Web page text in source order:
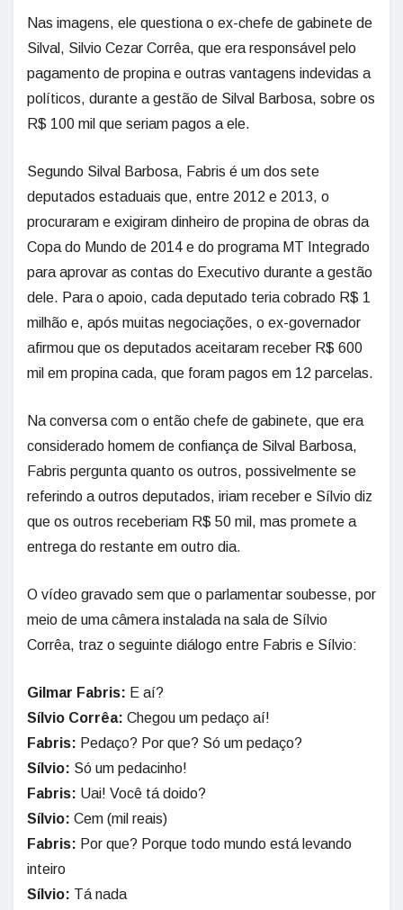
Nas imagens, ele questiona o ex-chefe de gabinete de
Silval, Silvio Cezar Corrêa, que era responsável pelo
pagamento de propina e outras vantagens indevidas a
políticos, durante a gestão de Silval Barbosa, sobre os
R$ 100 mil que seriam pagos a ele.
Segundo Silval Barbosa, Fabris é um dos sete
deputados estaduais que, entre 2012 e 2013, o
procuraram e exigiram dinheiro de propina de obras da
Copa do Mundo de 2014 e do programa MT Integrado
para aprovar as contas do Executivo durante a gestão
dele. Para o apoio, cada deputado teria cobrado R$ 1
milhão e, após muitas negociações, o ex-governador
afirmou que os deputados aceitaram receber R$ 600
mil em propina cada, que foram pagos em 12 parcelas.
Na conversa com o então chefe de gabinete, que era
considerado homem de confiança de Silval Barbosa,
Fabris pergunta quanto os outros, possivelmente se
referindo a outros deputados, iriam receber e Sílvio diz
que os outros receberiam R$ 50 mil, mas promete a
entrega do restante em outro dia.
O vídeo gravado sem que o parlamentar soubesse, por
meio de uma câmera instalada na sala de Sílvio
Corrêa, traz o seguinte diálogo entre Fabris e Sílvio:
Gilmar Fabris: E aí?
Sílvio Corrêa: Chegou um pedaço aí!
Fabris: Pedaço? Por que? Só um pedaço?
Sílvio: Só um pedacinho!
Fabris: Uai! Você tá doido?
Sílvio: Cem (mil reais)
Fabris: Por que? Porque todo mundo está levando
inteiro
Sílvio: Tá nada